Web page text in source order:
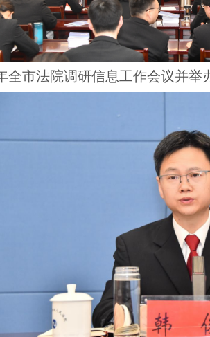
全市法院调研信息工作会议并举